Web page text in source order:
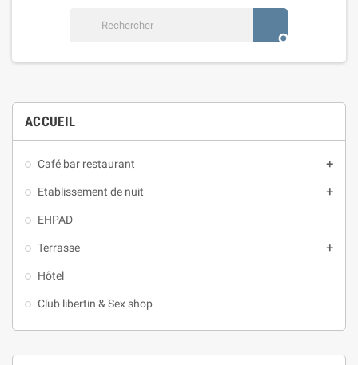
ACCUEIL
Café bar restaurant add
Etablissement de nuit add
EHPAD
Terrasse add
Hôtel
Club libertin & Sex shop
search